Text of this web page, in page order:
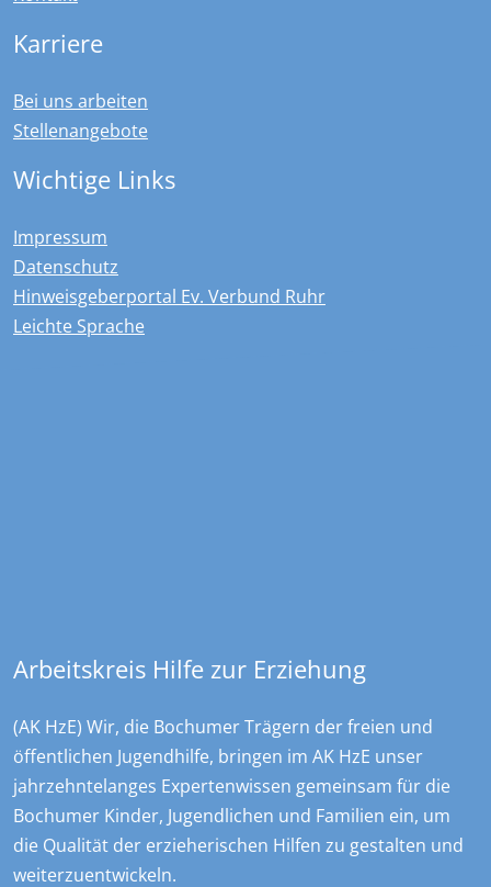
Karriere
Bei uns arbeiten
Stellenangebote
Wichtige Links
Impressum
Datenschutz
Hinweisgeberportal Ev. Verbund Ruhr
Leichte Sprache
Arbeitskreis Hilfe zur Erziehung
(AK HzE) Wir, die Bochumer Trägern der freien und
öffentlichen Jugendhilfe, bringen im AK HzE unser
jahrzehntelanges Expertenwissen gemeinsam für die
Bochumer Kinder, Jugendlichen und Familien ein, um
die Qualität der erzieherischen Hilfen zu gestalten und
weiterzuentwickeln.